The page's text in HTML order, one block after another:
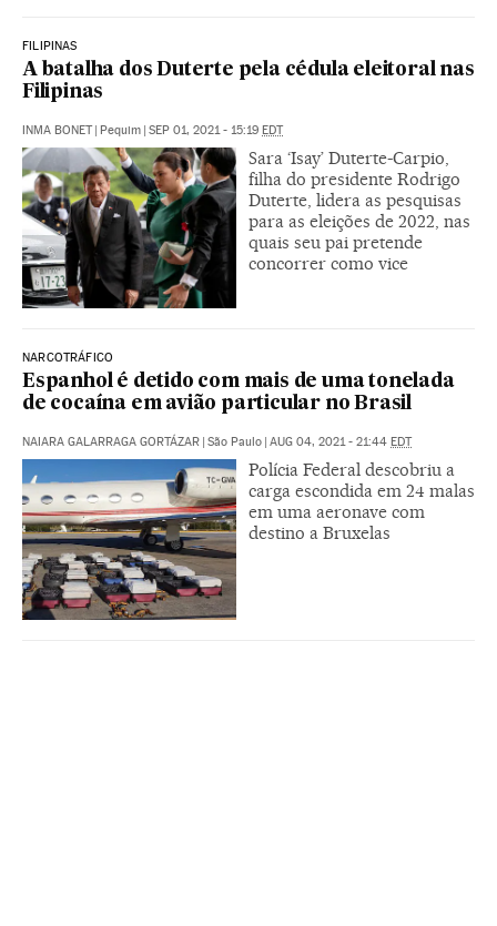
FILIPINAS
A batalha dos Duterte pela cédula eleitoral nas
Filipinas
INMA BONET | Pequim | SEP 01, 2021 - 15:19 EDT
Sara ‘Isay’ Duterte-Carpio,
filha do presidente Rodrigo
Duterte, lidera as pesquisas
para as eleições de 2022, nas
quais seu pai pretende
concorrer como vice
NARCOTRÁFICO
Espanhol é detido com mais de uma tonelada
de cocaína em avião particular no Brasil
NAIARA GALARRAGA GORTÁZAR | São Paulo | AUG 04, 2021 - 21:44 EDT
Polícia Federal descobriu a
carga escondida em 24 malas
em uma aeronave com
destino a Bruxelas